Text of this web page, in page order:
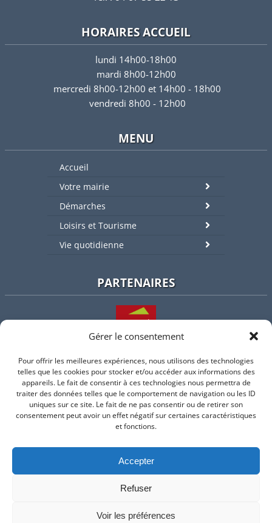
Gérer le consentement
Pour offrir les meilleures expériences, nous utilisons des technologies
telles que les cookies pour stocker et/ou accéder aux informations des
appareils. Le fait de consentir à ces technologies nous permettra de
traiter des données telles que le comportement de navigation ou les ID
uniques sur ce site. Le fait de ne pas consentir ou de retirer son
consentement peut avoir un effet négatif sur certaines caractéristiques
et fonctions.
Accepter
Refuser
Voir les préférences
HORAIRES ACCUEIL
lundi 14h00-18h00
mardi 8h00-12h00
mercredi 8h00-12h00 et 14h00 - 18h00
vendredi 8h00 - 12h00
MENU
Accueil
Votre mairie
Démarches
Loisirs et Tourisme
Vie quotidienne
PARTENAIRES
L'intercommunalité
Intramuros
Suivez-nous sur Facebook
Site